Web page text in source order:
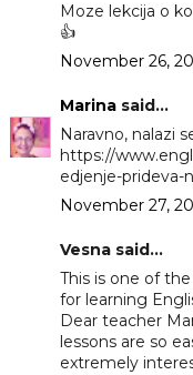
Moze lekcija o
👍
November 26,
Marinasaid...
Naravno, nalazi
https://
edjenje-prideva-
November 27,
Vesna said...
This is one of
for learning
Dear teacher
lessons are so
extremely